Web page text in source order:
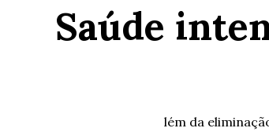
Saúde
lém da